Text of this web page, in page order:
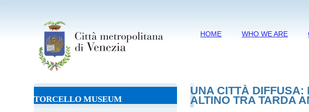
HOME WHO WE ARE
TORCELLO MUSEUM
UNA CITTÀ DIFFUSA:
ALTINO TRA TARDA